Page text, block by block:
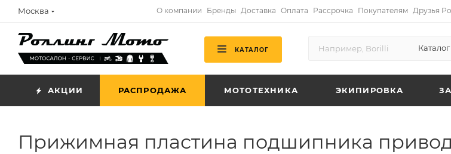
Москва О компании Бренды Доставка Оплата Рассрочка Покупателям Друзья
КАТАЛОГ Каталог
АКЦИИ РАСПРОДАЖА МОТОТЕХНИКА ЭКИПИРОВКА
Прижимная пластина подшипника